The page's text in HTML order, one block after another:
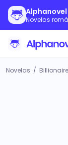
Alphanovel
Novelas
Novelas /